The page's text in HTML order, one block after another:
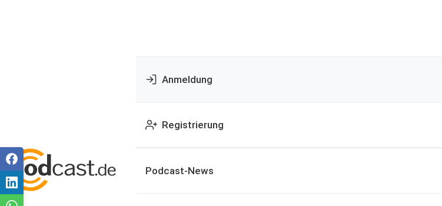
Anmeldung
Registrierung
Podcast-News